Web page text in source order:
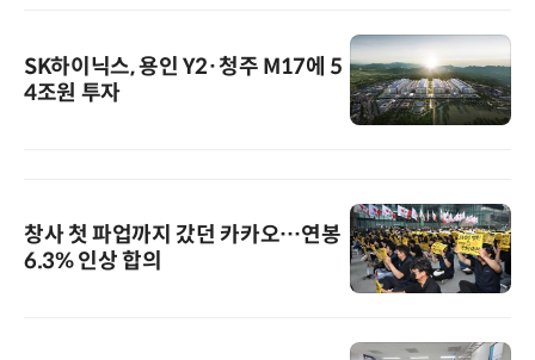
SK하이닉스, 용인 Y2·청주 M17에 5
4조원 투자
창사 첫 파업까지 갔던 카카오…연봉
6.3% 인상 합의